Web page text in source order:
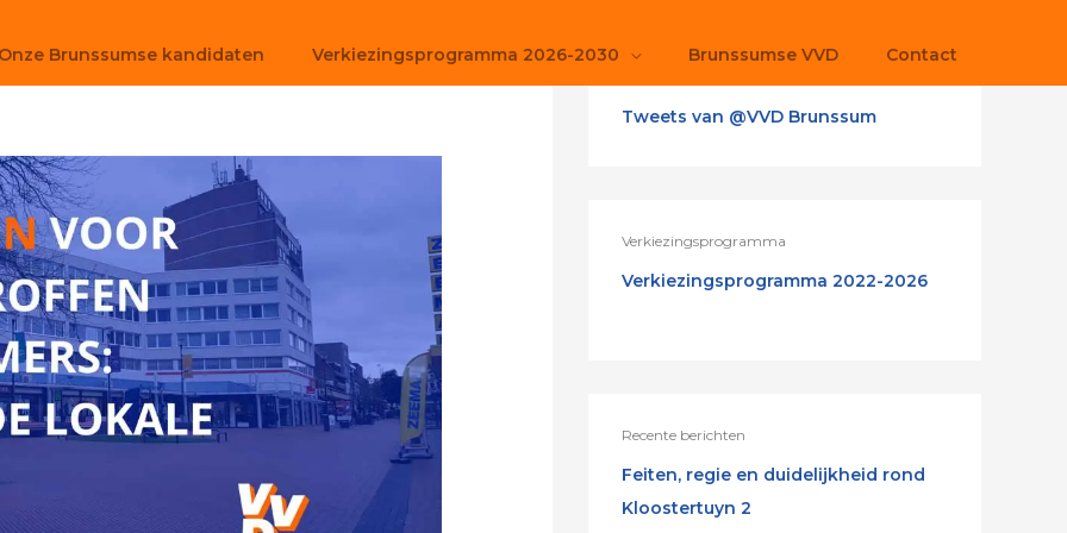
Onze Brunssumse kandidaten Verkiezingsprogramma 2026-2030 Brunssumse VVD Contact
Tweets van @VVD Brunssum
Verkiezingsprogramma
Verkiezingsprogramma 2022-2026
Recente berichten
Feiten, regie en duidelijkheid rond
Kloostertuyn 2